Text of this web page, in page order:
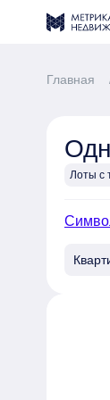
Главная
Лоты с